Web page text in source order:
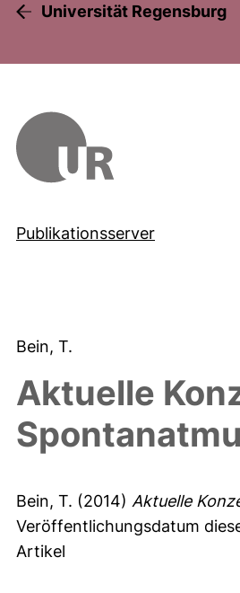
Universität Regensburg
Publikationsserver
Bein, T.
Aktuelle
Bein, T. (2014) Aktuelle
Veröffentlichungsdatum
Artikel